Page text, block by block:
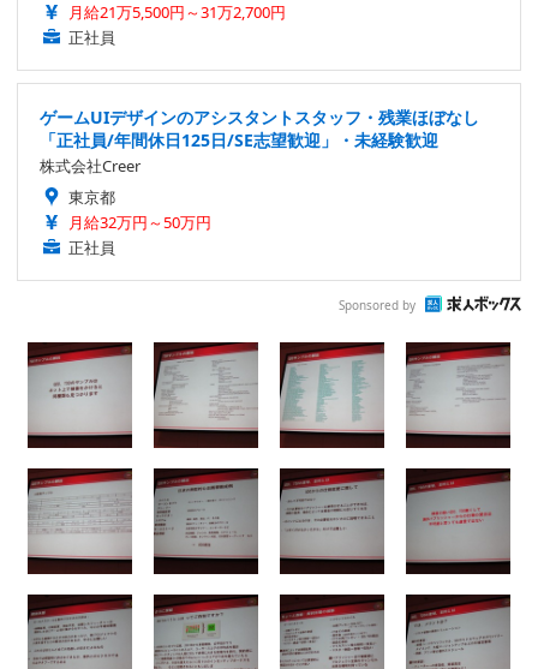
月給21万5,500円～31万2,700円
正社員
ゲームUIデザインのアシスタントスタッフ・残業ほぼなし
「正社員/年間休日125日/SE志望歓迎」・未経験歓迎
株式会社Creer
東京都
月給32万円～50万円
正社員
Sponsored by